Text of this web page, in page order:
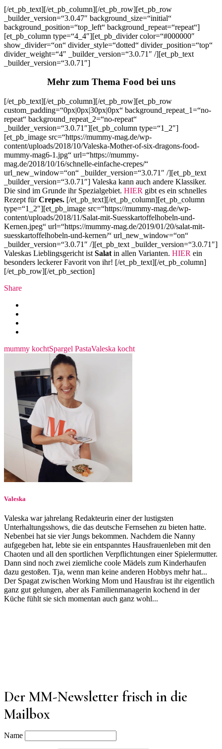
[/et_pb_text][/et_pb_column][/et_pb_row][et_pb_row
_builder_version=“3.0.47″ background_size=“initial“
background_position=“top_left“ background_repeat=“repeat“]
[et_pb_column type=“4_4″][et_pb_divider color=“#000000″
show_divider=“on“ divider_style=“dotted“ divider_position=“top“
divider_weight=“4″ _builder_version=“3.0.71″ /][et_pb_text
_builder_version=“3.0.71″]
Mehr zum Thema Food bei uns
[/et_pb_text][/et_pb_column][/et_pb_row][et_pb_row
custom_padding=“0px|0px|30px|0px“ background_repeat_1=“no-
repeat“ background_repeat_2=“no-repeat“
_builder_version=“3.0.71″][et_pb_column type=“1_2″]
[et_pb_image src=“https://mummy-mag.de/wp-
content/uploads/2018/10/Valeska-Mother-of-six-dragons-food-
mummy-mag6-1.jpg“ url=“https://mummy-
mag.de/2018/10/16/schnelle-einfache-crepes/“
url_new_window=“on“ _builder_version=“3.0.71″ /][et_pb_text
_builder_version=“3.0.71″] Valeska kann auch andere Klassiker.
Die sind im Grunde ihr Spezialgebiet. HIER gibt es ein schnelles
Rezept fürCrepes. [/et_pb_text][/et_pb_column][et_pb_column
type=“1_2″][et_pb_image src=“https://mummy-mag.de/wp-
content/uploads/2018/11/Salat-mit-Suesskartoffelhobeln-und-
Kernen.jpeg“ url=“https://mummy-mag.de/2019/01/20/salat-mit-
suesskartoffelhobeln-und-kernen/“ url_new_window=“on“
_builder_version=“3.0.71″ /][et_pb_text _builder_version=“3.0.71″]
Valeskas Lieblingsgericht ist Salat in allen Varianten. HIER ein
besonders leckerer Favorit von ihr! [/et_pb_text][/et_pb_column]
[/et_pb_row][/et_pb_section]
Share
mummy kochtSpargel PastaValeska kocht
Valeska
Valeska war jahrelang Redakteurin einer der lustigsten
Unterhaltungsshows, die das deutsche Fernsehen zu bieten hatte.
Nebenbei hat sie vier Jungs bekommen. Nachdem die Nanny
aufgegeben hat, lebte sie ein entspanntes Hausfrauenleben mit den
Chaoten und all den sportlichen Verpflichtungen einer Spielermutter.
Dann sind noch zwei ziemliche coole Mädels zum Kinderhaufen
dazu gestoßen. Tja, wenn man keine anderen Hobbys mehr hat...
Der Spagat zwischen Working Mom und Hausfrau ist ihr eigentlich
ganz gut gelungen, aber als Familienmanagerin kochend in der
Küche fühlt sie sich momentan auch ganz wohl...
Der MM-Newsletter frisch in die
Mailbox
Name